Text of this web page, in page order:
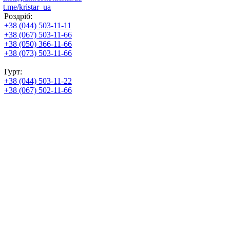
t.me/kristar_ua
Роздріб:
+38 (044) 503-11-11
+38 (067) 503-11-66
+38 (050) 366-11-66
+38 (073) 503-11-66
Гурт:
+38 (044) 503-11-22
+38 (067) 502-11-66